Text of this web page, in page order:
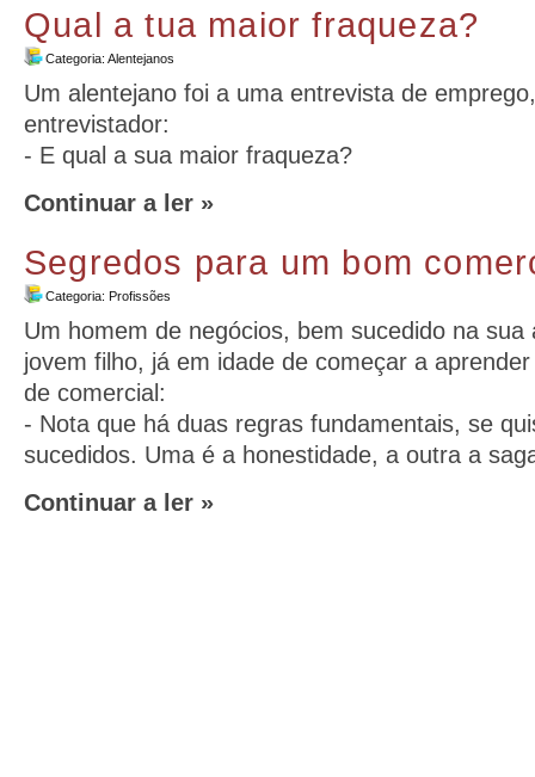
Qual a tua maior fraqueza?
Categoria: Alentejanos
Um alentejano foi a uma entrevista de
entrevistador:
- E qual a sua maior fraqueza?
Continuar a ler »
Segredos para um bom
Categoria: Profissões
Um homem de negócios, bem sucedido na sua
jovem filho, já em idade de começar a
de comercial:
- Nota que há duas regras fundamentais, se
sucedidos. Uma é a honestidade, a outra a
Continuar a ler »